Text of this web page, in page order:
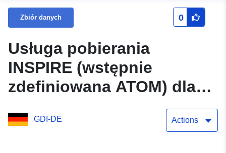
Zbiór danych 0
Usługa pobierania
INSPIRE (wstępnie
zdefiniowana ATOM) dla
zbioru danych gminy
Lahntal: Planowanie
GDI-DE Actions